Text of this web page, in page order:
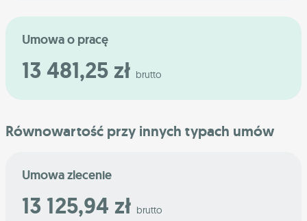
Umowa o pracę
13 481,25 zł brutto
Równowartość przy innych typach umów
Umowa zlecenie
13 125,94 zł brutto